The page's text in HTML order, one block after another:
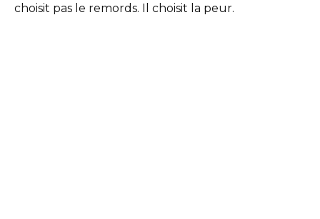
choisit pas le remords. Il choisit la peur.